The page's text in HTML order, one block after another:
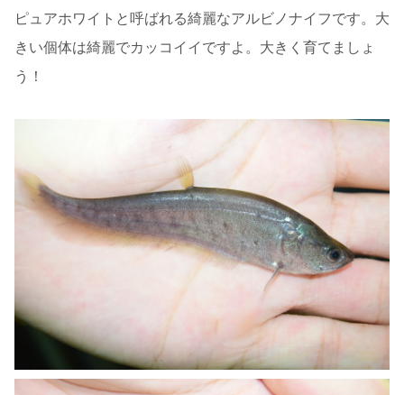
ピュアホワイトと呼ばれる綺麗なアルビノナイフです。大
きい個体は綺麗でカッコイイですよ。大きく育てましょ
う！